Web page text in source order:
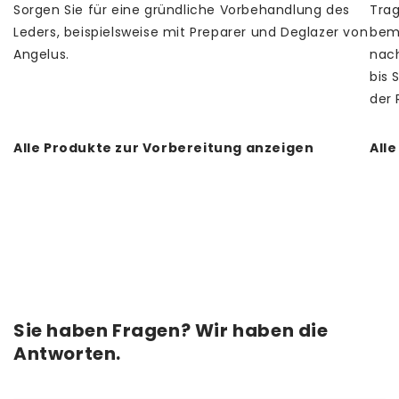
Sorgen Sie für eine gründliche Vorbehandlung des
Leders, beispielsweise mit Preparer und Deglazer von
Angelus.
Alle Produkte zur Vorbereitung anzeigen
bis
der
Sie haben Fragen? Wir haben die
Antworten.